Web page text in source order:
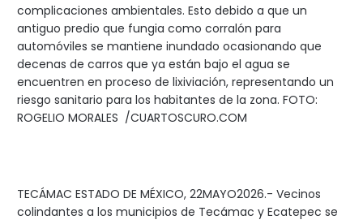
complicaciones ambientales. Esto debido a que un
antiguo predio que fungia como corralón para
automóviles se mantiene inundado ocasionando que
decenas de carros que ya están bajo el agua se
encuentren en proceso de lixiviación, representando un
riesgo sanitario para los habitantes de la zona. FOTO:
ROGELIO MORALES /CUARTOSCURO.COM
TECÁMAC ESTADO DE MÉXICO, 22MAYO2026.- Vecinos
colindantes a los municipios de Tecámac y Ecatepec se